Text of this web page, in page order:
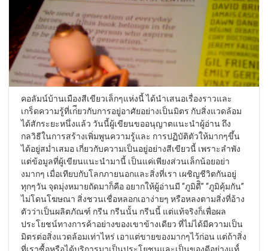
คอลัมน์บ้านเมืองสีเขียวเล็กๆแห่งนี้ ได้นำเสนอเรื่องราวและ
เกร็ดความรู้ที่เก่ียวกับการอยู่อาศัยอย่างเป็นมิตร กับสิ่งแวดล้อม
ได้สักระยะหนึ่งแล้ว วันนี้ผู้เขียนขออนุญาตแนะนำผู้อ่าน ถึง
กลวิธีในการสร้างเพิ่มพูนความรู้และ การปฏิบัติตัวให้มากๆขึ้น
ได้อยู่สม่ำเสมอ เกี่ยวกับความเป็นอยู่อย่างสีเขียวนี้ เพราะลำพัง
แต่ข้อมูลที่ผู้เขียนแนะนำมานี้ เป็นแค่เพียงส่วนเล็กน้อยอย่า
งมากๆ เมื่อเทียบกับโลกภายนอกและสิ่งที่เรา เผชิญชีวิตกันอยู่
ทุกๆวัน จุดมุ่งหมายถัดมาก็คือ อยากให้ผู้อ่านมี “ภูมิดีิ” “ภูมิคุ้มกัน”
ไม่โดนโฆษณา สิ่งชวนเชื่อหลอกเอาง่ายๆ หรือหลงตามสิ่งที่อ้าง
ตัวว่าเป็นผลิตภัณฑ์ กรีน กรีนนั้น กรีนนี้ แต่แท้จริงก็เพื่อผล
ประโยชน์ทางการค้าอย่างของเขาข้างเดียว ที่ไม่ได้มีความเป็น
มิตรต่อสิ่งแวดล้อมเท่าไหร่ เอาแต่ขายของมากๆไว้ก่อน แต่ถ้าสิ่ง